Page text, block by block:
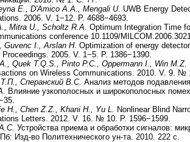
E., D'Amico A.A., Mengali U. UWB Energy
2006. V. 1−12. P. 4688−4693.
Mitra U., Scholtz R.A . Optimum Integration Time
conference 10.1109/
Guvenc I., Arslan H. Optimization of energy
2005. V. 1−5. P. 1386−1390.
Quek T.Q.S., Pinto P.C., Oppermann I., Win M.Z.
on Wireless Communications. 2010. V. 9. №
Сперанский В.С. Анализ методов
. Влияние узкополосных и широкополосных
H., Chen Z.Z., Khani H., Yu L.
Nonlinear Blind
Letters. 2012. V. 16. № 10. P. 1596−1599.
Устройства приема и обработки сигналов:
Изд-во Политехнического ун-та. 2010. 222 с.